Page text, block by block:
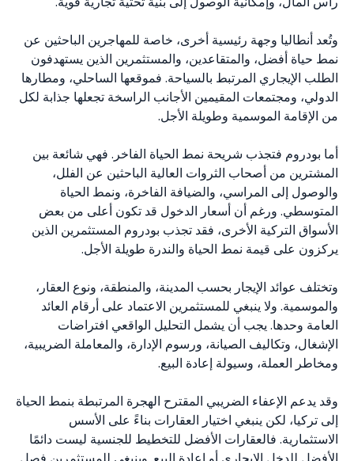
وتُعد أنطاليا وجهة رئيسية أخرى، خاصة للمهاجرين الباحثين عن
نمط حياة أفضل، والمتقاعدين، والمستثمرين الذين يستهدفون
الطلب الإيجاري المرتبط بالسياحة. فموقعها الساحلي، ومطارها
الدولي، ومجتمعات المقيمين الأجانب الراسخة تجعلها جذابة لكل
من الإقامة الموسمية وطويلة الأجل.
أما بودروم فتجذب شريحة نمط الحياة الفاخر. فهي شائعة بين
المشترين من أصحاب الثروات العالية الباحثين عن الفلل،
والوصول إلى المراسي، والضيافة الفاخرة، ونمط الحياة
المتوسطي. ورغم أن أسعار الدخول قد تكون أعلى من بعض
الأسواق التركية الأخرى، فقد تجذب بودروم المستثمرين الذين
يركزون على قيمة نمط الحياة والندرة طويلة الأجل.
وتختلف عوائد الإيجار بحسب المدينة، والمنطقة، ونوع العقار،
والموسمية. ولا ينبغي للمستثمرين الاعتماد على أرقام العائد
العامة وحدها. يجب أن يشمل التحليل الواقعي افتراضات
الإشغال، وتكاليف الصيانة، ورسوم الإدارة، والمعاملة الضريبية،
ومخاطر العملة، وسيولة إعادة البيع.
وقد يدعم الإعفاء الضريبي المقترح الهجرة المرتبطة بنمط الحياة
إلى تركيا، لكن ينبغي اختيار العقارات بناءً على الأسس
الاستثمارية. فالعقارات الأفضل للتخطيط للجنسية ليست دائمًا